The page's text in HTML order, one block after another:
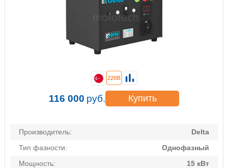
Производитель:
Delta
Тип фазности:
Однофазный
Мощность:
15 кВт
220В
116 000 руб. Купить